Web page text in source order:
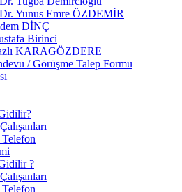
Yunus Emre ÖZDEMİR
DİNÇ
Birinci
KARAGÖZDERE
/ Görüşme Talep Formu
?